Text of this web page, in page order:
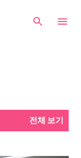
전체 보기